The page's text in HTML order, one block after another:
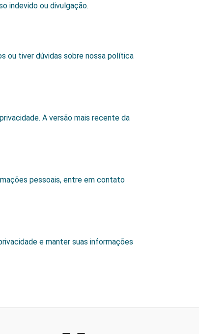
indevido ou divulgação.
ou tiver dúvidas sobre nossa política
A versão mais recente da
pessoais, entre em contato
e manter suas informações